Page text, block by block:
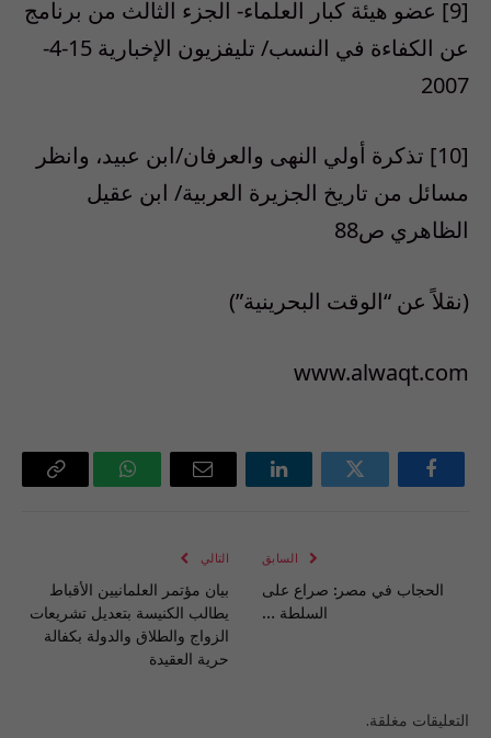
[9] عضو هيئة كبار العلماء- الجزء الثالث من برنامج
عن الكفاءة في النسب/ تليفزيون الإخبارية 15-4-
2007
[10] تذكرة أولي النهى والعرفان/ابن عبيد، وانظر
مسائل من تاريخ الجزيرة العربية/ ابن عقيل
الظاهري ص88
(نقلاً عن “الوقت البحرينية”)
www.alwaqt.com
فيسبوك تويتر لينكدإن
البريد
واتساب Copy
السابق
‏الحجاب في مصر: صراع على
السلطة …
التالي
بيان مؤتمر العلمانيين الأقباط
يطالب الكنيسة بتعديل تشريعات
الزواج والطلاق والدولة بكفالة
حرية العقيدة
التعليقات مغلقة.